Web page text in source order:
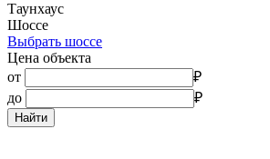
Таунхаус
Шоссе
Выбрать шоссе
Цена объекта
от
₽
до
₽
Найти